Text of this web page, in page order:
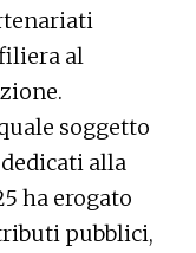
al
soggetto
alla
ha erogato
pubblici,